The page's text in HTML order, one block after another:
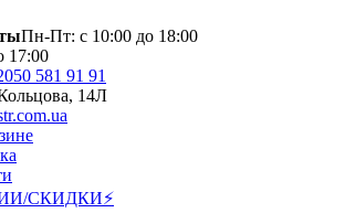
Пн-Пт: с 10:00 до 18:00
17:00
050 581 91 91
14Л
СКИДКИ⚡